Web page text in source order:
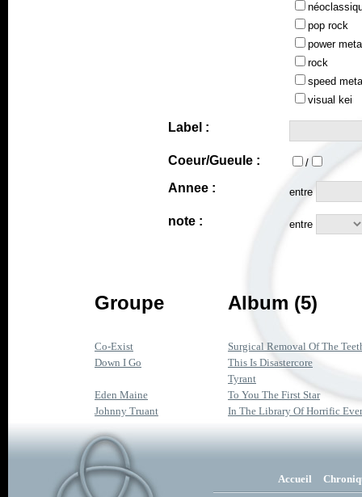
pop rock
power
rock
speed
visual kei
Label :
Coeur/Gueule : /
Annee : entre
note : entre
Groupe Album (5)
Co-Exist
Surgical Removal Of The
Down I Go
This Is Disastercore
Tyrant
Eden Maine
To You The First Star
Johnny Truant
In The Library Of Horrific
Accueil